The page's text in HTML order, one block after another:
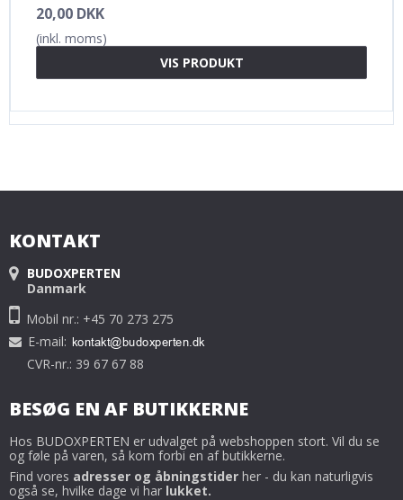
20,00 DKK
(inkl. moms)
VIS PRODUKT
KONTAKT
BUDOXPERTEN
Danmark
Mobil nr.: +45 70 273 275
E-mail:
CVR-nr.: 39 67 67 88
BESØG EN AF BUTIKKERNE
Hos BUDOXPERTEN er udvalget på webshoppen stort. Vil du se
og føle på varen, så kom forbi en af butikkerne.
Find vores adresser og åbningstider her - du kan naturligvis
også se, hvilke dage vi har lukket.